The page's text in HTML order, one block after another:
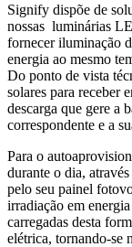
Signify dispõe de
nossas luminárias
fornecer iluminação
energia ao mesmo
Do ponto de vista
solares para receber
descarga que gere a
correspondente e a
Para o
durante o dia,
pelo seu painel
irradiação em
carregadas desta
elétrica, tornando-se